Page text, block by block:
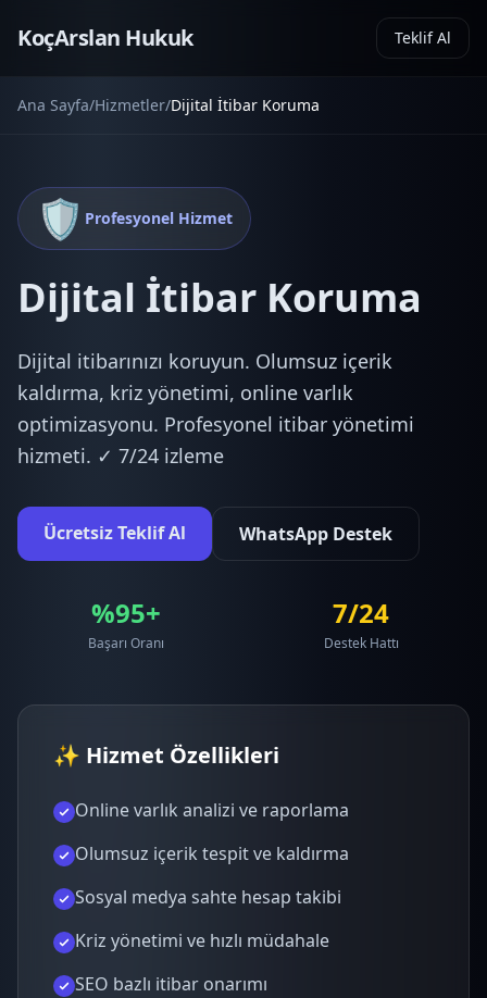
KoçArslan Hukuk Teklif Al
Ana Sayfa/Hizmetler/Dijital İtibar Koruma
🛡️ Profesyonel Hizmet
Dijital İtibar Koruma
Dijital itibarınızı koruyun. Olumsuz içerik
kaldırma, kriz yönetimi, online varlık
optimizasyonu. Profesyonel itibar yönetimi
hizmeti. ✓ 7/24 izleme
Ücretsiz Teklif Al WhatsApp Destek
%95+
Başarı Oranı
7/24
Destek Hattı
✨ Hizmet Özellikleri
Online varlık analizi ve raporlama
Olumsuz içerik tespit ve kaldırma
Sosyal medya sahte hesap takibi
Kriz yönetimi ve hızlı müdahale
SEO bazlı itibar onarımı